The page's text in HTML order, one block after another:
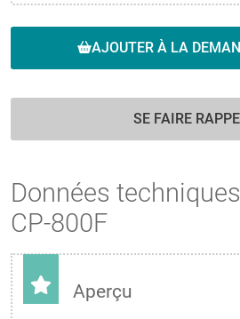
AJOUTER À LA
SE FAIRE
Données
CP-800F
Aperçu